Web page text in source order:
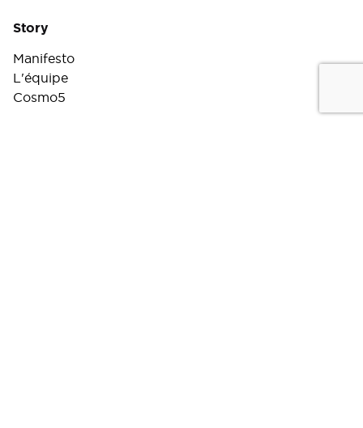
Story
Manifesto
L'équipe
Cosmo5